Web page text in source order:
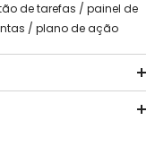
de tarefas / painel de
/ plano de ação